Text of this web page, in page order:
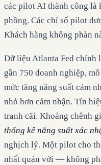
các pilot AI thành công là
phồng. Các chỉ số pilot
Khách hàng không phàn
Dữ liệu Atlanta Fed chính
gần 750 doanh nghiệp,
mức tăng năng suất cảm
nhỏ hơn cảm nhận. Tín
tranh cãi. Khoảng chênh
thống kê năng suất xác
nghịch lý. Một pilot cho
nhất quán với — không